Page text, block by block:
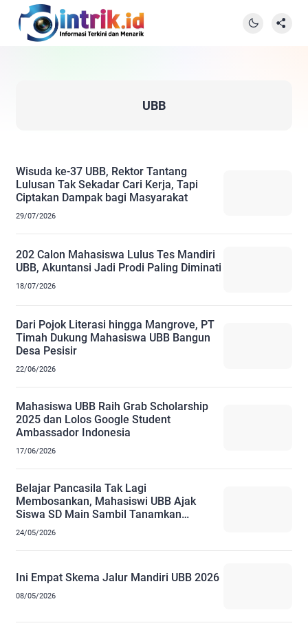
UBB
Wisuda ke-37 UBB, Rektor Tantang
Lulusan Tak Sekadar Cari Kerja, Tapi
Ciptakan Dampak bagi Masyarakat
29/07/2026
202 Calon Mahasiswa Lulus Tes Mandiri
UBB, Akuntansi Jadi Prodi Paling Diminati
18/07/2026
Dari Pojok Literasi hingga Mangrove, PT
Timah Dukung Mahasiswa UBB Bangun
Desa Pesisir
22/06/2026
Mahasiswa UBB Raih Grab Scholarship
2025 dan Lolos Google Student
Ambassador Indonesia
17/06/2026
Belajar Pancasila Tak Lagi
Membosankan, Mahasiswi UBB Ajak
Siswa SD Main Sambil Tanamkan
Toleransi
24/05/2026
Ini Empat Skema Jalur Mandiri UBB 2026
08/05/2026